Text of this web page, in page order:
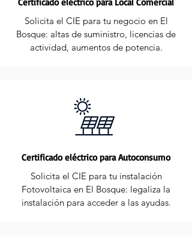
Solicita el CIE para tu negocio en El
Bosque: altas de suministro, licencias de
actividad, aumentos de potencia.
Certificado eléctrico para Autoconsumo
Solicita el CIE para tu instalación
Fotovoltaica en El Bosque: legaliza la
instalación para acceder a las ayudas.